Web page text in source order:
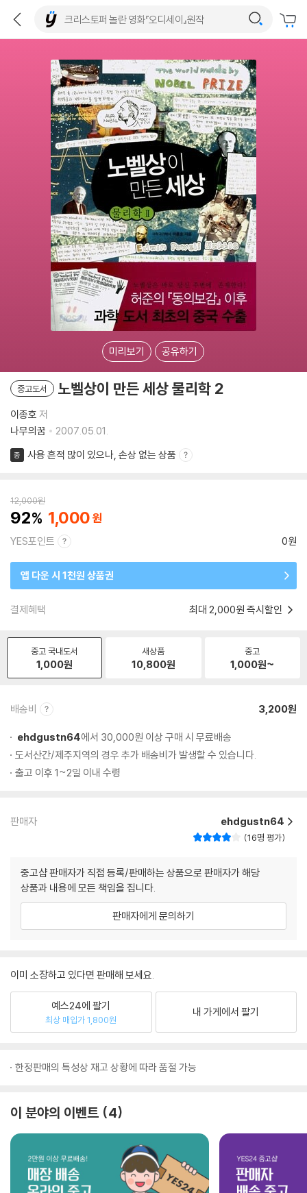
미리보기 공유하기
중고도서 노벨상이 만든 세상 물리학 2
이종호 저
나무의꿈
2007.05.01.
중 사용 흔적 많이 있으나, 손상 없는 상품
12,000원
92 1,000
YES포인트 0원
앱 다운 시 1천원 상품권
결제혜택 최대 2,000원 즉시할인
중고 국내도서
1,000원
새상품
10,800원
중고
1,000원~
배송비 3,200원
ehdgustn64에서 30,000원 이상 구매 시 무료배송
도서산간/제주지역의 경우 추가 배송비가 발생할 수 있습니다.
출고 이후 1~2일 이내 수령
판매자 ehdgustn64
16명 평가
중고샵 판매자가 직접 등록/판매하는 상품으로 판매자가 해당
상품과 내용에 모든 책임을 집니다.
판매자에게 문의하기
이미 소장하고 있다면 판매해 보세요.
예스24에 팔기
최상 매입가 1,800원
내 가게에서 팔기
한정판매의 특성상 재고 상황에 따라 품절 가능
이 분야의 이벤트 4